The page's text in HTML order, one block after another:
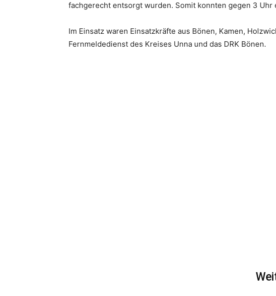
fachgerecht entsorgt wurden. Somit konnten gegen 3
Im Einsatz waren Einsatzkräfte aus Bönen, Kamen,
Fernmeldedienst des Kreises Unna und das DRK Bönen.